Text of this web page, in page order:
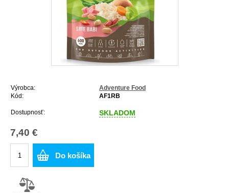
Výrobca:
Adventure Food
Kód:
AF1RB
Dostupnosť: SKLADOM
7,40 €
Do košíka